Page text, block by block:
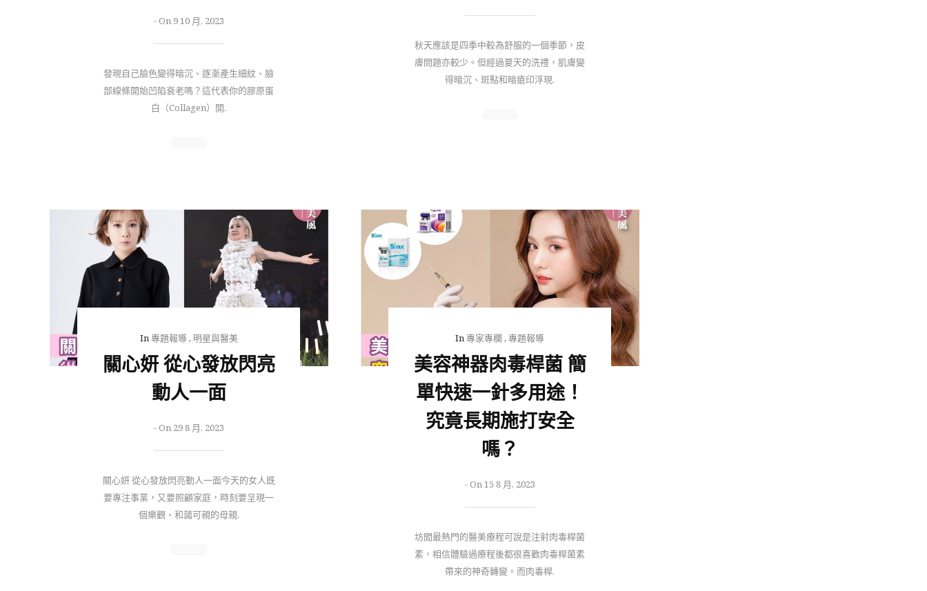
-On 9 10 月, 2023
發現自己臉色變得暗沉、逐漸產生細紋、臉
部線條開始凹陷衰老嗎？這代表你的膠原蛋
白（Collagen）開.
秋天應該是四季中較為舒服的一個季節，皮
膚問題亦較少。但經過夏天的洗禮，肌膚變
得暗沉、斑點和暗瘡印浮現.
In專題報導, 明星與醫美
關心妍 從心發放閃亮
動人一面
-On 29 8 月, 2023
關心妍 從心發放閃亮動人一面今天的女人既
要專注事業，又要照顧家庭，時刻要呈現一
個樂觀、和藹可親的母親.
In專家專欄 ,專題報導
美容神器肉毒桿菌 簡
單快速一針多用途！
究竟長期施打安全
嗎？
-On 15 8 月, 2023
坊間最熱門的醫美療程可說是注射肉毒桿菌
素，相信體驗過療程後都很喜歡肉毒桿菌素
帶來的神奇轉變。而肉毒桿.